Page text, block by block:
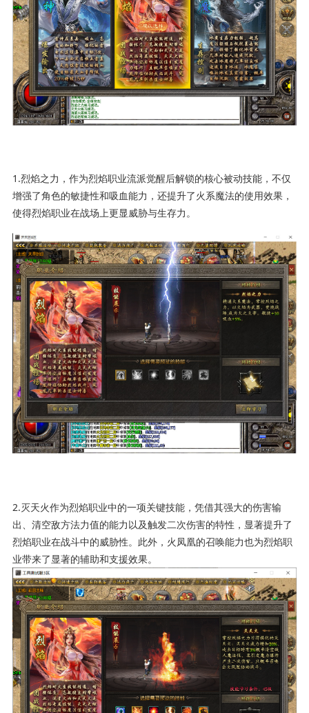
1.烈焰之力，作为烈焰职业流派觉醒后解锁的核心被动技能，不仅
增强了角色的敏捷性和吸血能力，还提升了火系魔法的使用效果，
使得烈焰职业在战场上更显威胁与生存力。
2.灭天火作为烈焰职业中的一项关键技能，凭借其强大的伤害输
出、清空敌方法力值的能力以及触发二次伤害的特性，显著提升了
烈焰职业在战斗中的威胁性。此外，火凤凰的召唤能力也为烈焰职
业带来了显著的辅助和支援效果。